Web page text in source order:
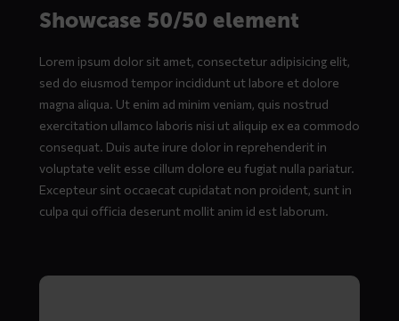
Showcase 50/50 element
Lorem ipsum dolor sit amet, consectetur adipisicing elit,
sed do eiusmod tempor incididunt ut labore et dolore
magna aliqua. Ut enim ad minim veniam, quis nostrud
exercitation ullamco laboris nisi ut aliquip ex ea commodo
consequat. Duis aute irure dolor in reprehenderit in
voluptate velit esse cillum dolore eu fugiat nulla pariatur.
Excepteur sint occaecat cupidatat non proident, sunt in
culpa qui officia deserunt mollit anim id est laborum.